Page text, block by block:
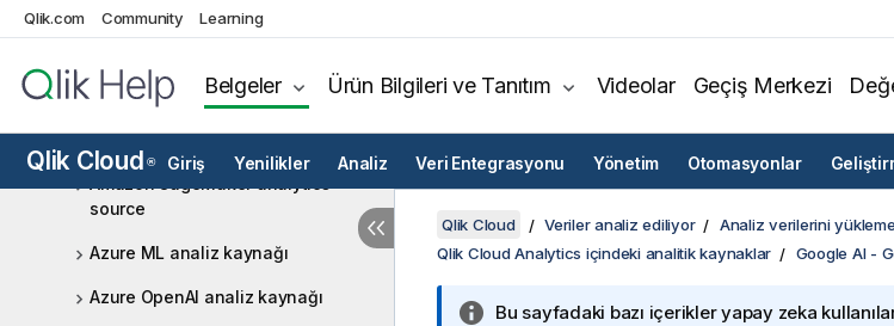
Qlik.com Community Learning
Belgeler Ürün Bilgileri ve Tanıtım Videolar Geçiş Merkezi
Qlik Cloud ® Giriş Yenilikler Analiz Veri Entegrasyonu Yönetim Otomasyonlar
kaynağı
Amazon Bedrock analiz kaynakları
Amazon Comprehend analiz
kaynağı
source
Azure ML analiz kaynağı
Azure OpenAI analiz kaynağı
Qlik Cloud Veriler analiz ediliyor Analiz verilerini
Qlik Cloud Analytics içindeki analitik kaynaklar
Google AI -
Bu sayfadaki bazı içerikler yapay zeka